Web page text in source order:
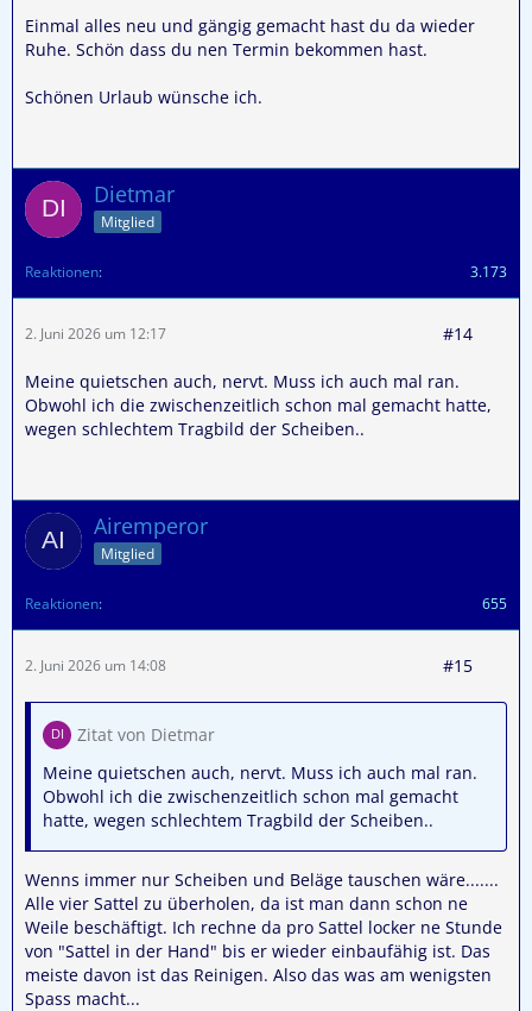
Einmal alles neu und gängig gemacht hast du da wieder
Ruhe. Schön dass du nen Termin bekommen hast.
Schönen Urlaub wünsche ich.
Dietmar
Mitglied
Reaktionen 3.173
2. Juni 2026 um 12:17 #14
Meine quietschen auch, nervt. Muss ich auch mal ran.
Obwohl ich die zwischenzeitlich schon mal gemacht hatte,
wegen schlechtem Tragbild der Scheiben..
Airemperor
Mitglied
Reaktionen 655
2. Juni 2026 um 14:08 #15
Zitat von Dietmar
Meine quietschen auch, nervt. Muss ich auch mal ran.
Obwohl ich die zwischenzeitlich schon mal gemacht
hatte, wegen schlechtem Tragbild der Scheiben..
Wenns immer nur Scheiben und Beläge tauschen wäre.......
Alle vier Sattel zu überholen, da ist man dann schon ne
Weile beschäftigt. Ich rechne da pro Sattel locker ne Stunde
von "Sattel in der Hand" bis er wieder einbaufähig ist. Das
meiste davon ist das Reinigen. Also das was am wenigsten
Spass macht...